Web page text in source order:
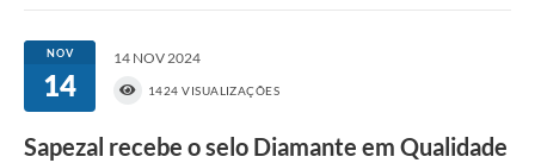
NOV
14
14 NOV 2024
1424 VISUALIZAÇÕES
Sapezal recebe o selo Diamante em Qualidade